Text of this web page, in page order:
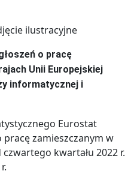
o pracę
Unii Europejskiej
informatycznej i
Eurostat
pracę zamieszczanym w
kwartału 2022 r.